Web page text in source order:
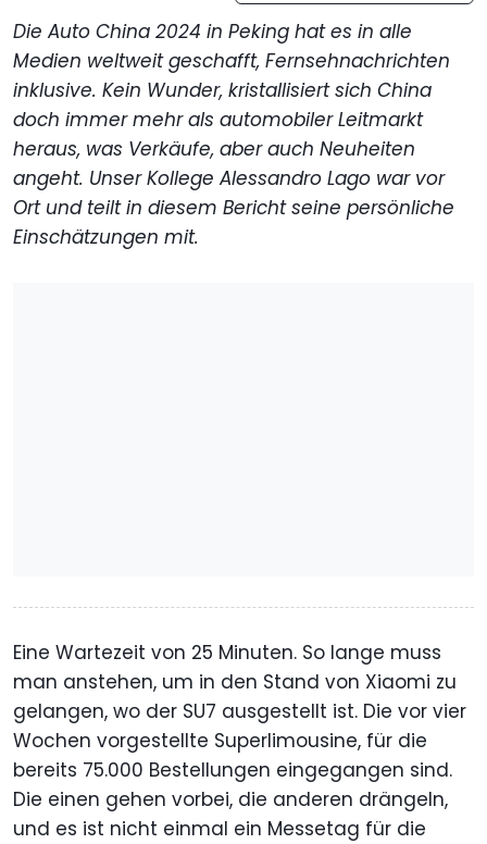
Die Auto China 2024 in Peking hat es in alle
Medien weltweit geschafft, Fernsehnachrichten
inklusive. Kein Wunder, kristallisiert sich China
doch immer mehr als automobiler Leitmarkt
heraus, was Verkäufe, aber auch Neuheiten
angeht. Unser Kollege Alessandro Lago war vor
Ort und teilt in diesem Bericht seine persönliche
Einschätzungen mit.
Eine Wartezeit von 25 Minuten. So lange muss
man anstehen, um in den Stand von Xiaomi zu
gelangen, wo der SU7 ausgestellt ist. Die vor vier
Wochen vorgestellte Superlimousine, für die
bereits 75.000 Bestellungen eingegangen sind.
Die einen gehen vorbei, die anderen drängeln,
und es ist nicht einmal ein Messetag für die